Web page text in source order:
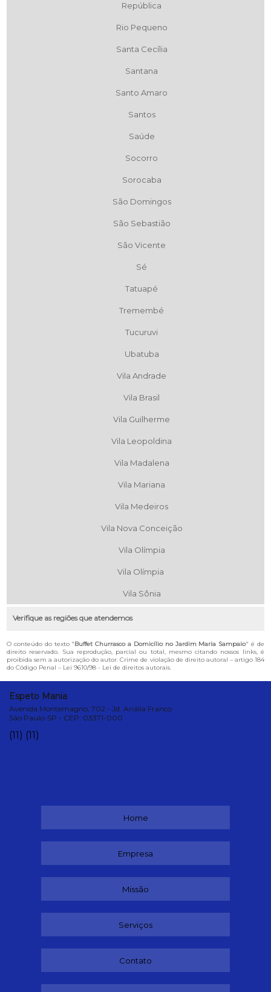
República
Rio Pequeno
Santa Cecília
Santana
Santo Amaro
Santos
Saúde
Socorro
Sorocaba
São Domingos
São Sebastião
São Vicente
Sé
Tatuapé
Tremembé
Tucuruvi
Ubatuba
Vila Andrade
Vila Brasil
Vila Guilherme
Vila Leopoldina
Vila Madalena
Vila Mariana
Vila Medeiros
Vila Nova Conceição
Vila Olímpia
Vila Olímpia
Vila Sônia
Verifique as regiões que atendemos
O conteúdo do texto "Buffet Churrasco a Domicílio no Jardim Maria Sampaio" é de
direito reservado. Sua reprodução, parcial ou total, mesmo citando nossos links, é
proibida sem a autorização do autor. Crime de violação de direito autoral – artigo 184
do Código Penal – Lei 9610/98 - Lei de direitos autorais.
Espeto Mania
Avenida Montemagno, 702 - Jd. Anália Franco
São Paulo-SP - CEP: 03371-000
(11) (11)
Home
Empresa
Missão
Serviços
Contato